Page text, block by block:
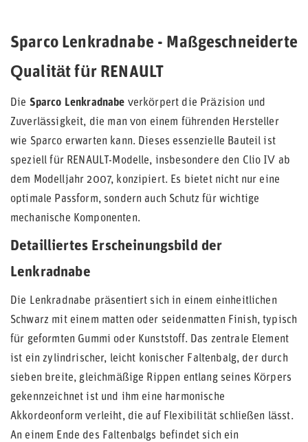
Sparco Lenkradnabe - Maßgeschneiderte
Qualität für RENAULT
Die Sparco Lenkradnabe verkörpert die Präzision und
Zuverlässigkeit, die man von einem führenden Hersteller
wie Sparco erwarten kann. Dieses essenzielle Bauteil ist
speziell für RENAULT-Modelle, insbesondere den Clio IV ab
dem Modelljahr 2007, konzipiert. Es bietet nicht nur eine
optimale Passform, sondern auch Schutz für wichtige
mechanische Komponenten.
Detailliertes Erscheinungsbild der
Lenkradnabe
Die Lenkradnabe präsentiert sich in einem einheitlichen
Schwarz mit einem matten oder seidenmatten Finish, typisch
für geformten Gummi oder Kunststoff. Das zentrale Element
ist ein zylindrischer, leicht konischer Faltenbalg, der durch
sieben breite, gleichmäßige Rippen entlang seines Körpers
gekennzeichnet ist und ihm eine harmonische
Akkordeonform verleiht, die auf Flexibilität schließen lässt.
An einem Ende des Faltenbalgs befindet sich ein